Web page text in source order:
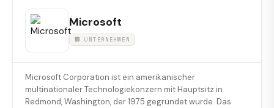
Microsoft
🏢 UNTERNEHMEN
Microsoft Corporation ist ein amerikanischer
multinationaler Technologiekonzern mit Hauptsitz in
Redmond, Washington, der 1975 gegründet wurde. Das